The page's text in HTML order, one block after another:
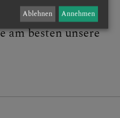
besten unsere
Ablehnen Annehmen